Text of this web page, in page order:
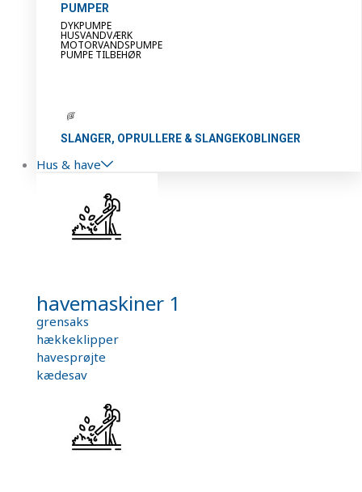
PUMPER
DYKPUMPE
HUSVANDVÆRK
MOTORVANDSPUMPE
PUMPE TILBEHØR
SLANGER, OPRULLERE & SLANGEKOBLINGER
Hus & have
havemaskiner 1
grensaks
hækkeklipper
havesprøjte
kædesav